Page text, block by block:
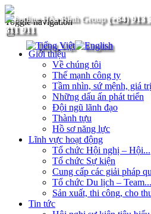
(+84) 913
311 911
Toggle navigation
Giới thiệu
Về chúng tôi
Thế mạnh công ty
Tầm nhìn, sứ mệnh, giá
Những dấu ấn phát triển
Đội ngũ lãnh đạo
Thành tựu
Hồ sơ năng lực
Lĩnh vực hoạt động
Tổ chức Hội nghị – Hội...
Tổ chức Sự kiện
Cung cấp các giải pháp
Tổ chức Du lịch – Team...
Sản xuất, thi công, cho
Tin tức